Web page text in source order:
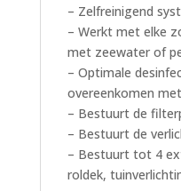
– Zelfreinigend
– Werkt met elke
met zeewater of
– Optimale
overeenkomen
– Bestuurt de
– Bestuurt de
– Bestuurt tot 4
roldek,